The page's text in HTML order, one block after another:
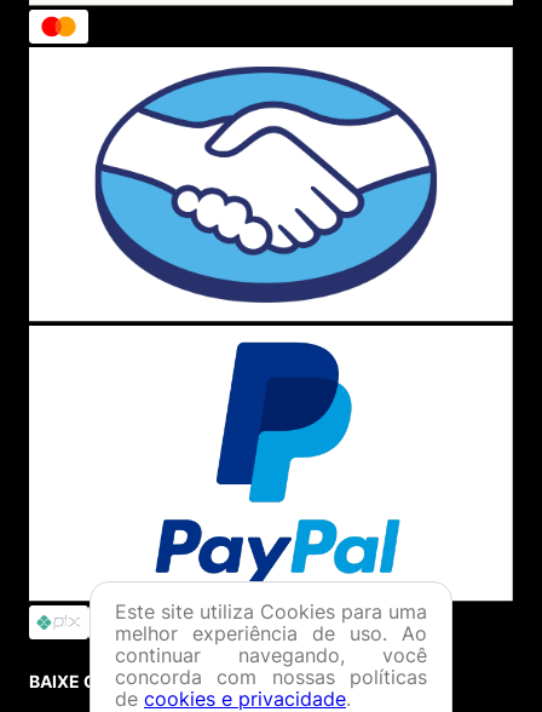
BAIXE O APP
Este site utiliza Cookies para uma
melhor experiência de uso. Ao
continuar navegando, você
concorda com nossas políticas
de cookies e privacidade.